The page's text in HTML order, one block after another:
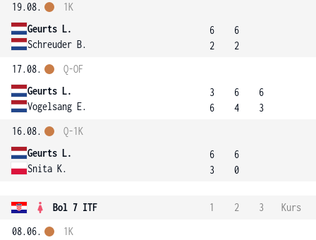
19.08.
Geurts L.
Schreuder B.
1K
6
2
6
2
17.08.
Geurts L.
Vogelsang E.
Q-OF
3
6
6
4
6
3
16.08.
Geurts L.
Snita K.
Q-1K
6
3
6
0
Bol 7 ITF 1 2 3
Kurs
08.06.
1K